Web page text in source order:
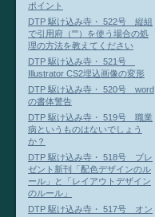
ポイント
DTP 駆け込み寺・ 522号 縦組
で引用府（""）を使う場合の処
理の方法を教えてください
DTP 駆け込み寺・ 521号
Illustrator CS2埋込画像の変形
DTP 駆け込み寺・ 520号 word
の書体警告
DTP 駆け込み寺・ 519号 職業
病というものはないでしょう
か？
DTP 駆け込み寺・ 518号 プレ
ゼント新刊「配色デザインのル
ール」と「レイアウトデザイン
のルール」
DTP 駆け込み寺・ 517号 オン